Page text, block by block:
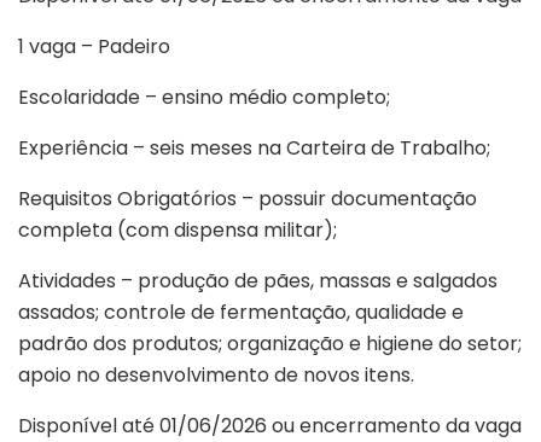
1 vaga – Padeiro
Escolaridade – ensino médio completo;
Experiência – seis meses na Carteira de Trabalho;
Requisitos Obrigatórios – possuir documentação
completa (com dispensa militar);
Atividades – produção de pães, massas e salgados
assados; controle de fermentação, qualidade e
padrão dos produtos; organização e higiene do setor;
apoio no desenvolvimento de novos itens.
Disponível até 01/06/2026 ou encerramento da vaga